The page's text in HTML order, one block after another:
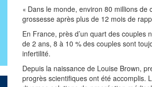
« Dans le monde, environ 80 millions de
grossesse après plus de 12 mois de
En France, près d’un quart des
de 2 ans, 8 à 10 % des couples sont
infertilité.
Depuis la naissance de Louise Brown,
progrès scientifiques ont été accomplis.